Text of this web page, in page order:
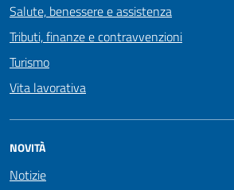
Salute, benessere e assistenza
Tributi, finanze e contravvenzioni
Turismo
Vita lavorativa
NOVITÀ
Notizie